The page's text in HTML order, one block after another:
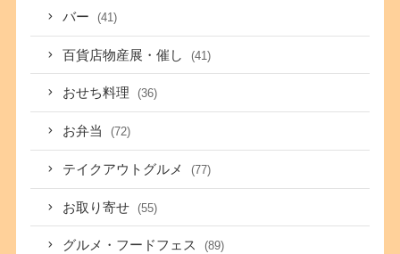
バー (41)
百貨店物産展・催し (41)
おせち料理 (36)
お弁当 (72)
テイクアウトグルメ (77)
お取り寄せ (55)
グルメ・フードフェス (89)